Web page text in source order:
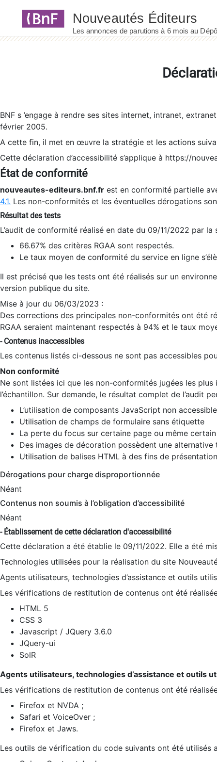
BNF s ’engage à rendre ses sites internet, intranet,
février 2005.
A cette fin, il met en œuvre la stratégie et les actions
Cette déclaration d’accessibilité s’applique à https://
État de conformité
nouveautes-editeurs.bnf.fr est en conformité partielle
4.1. Les non-conformités et les éventuelles dérogations
Résultat des tests
L’audit de conformité réalisé en date du 09/11/2022 par
66.67% des critères RGAA sont respectés.
Le taux moyen de conformité du service en ligne
Il est précisé que les tests ont été réalisés sur un
version publique du site.
Mise à jour du 06/03/2023 :
Des corrections des principales non-conformités ont été
RGAA seraient maintenant respectés à 94% et le taux
- Contenus inaccessibles
Les contenus listés ci-dessous ne sont pas accessibles
Non conformité
Ne sont listées ici que les non-conformités jugées les
l’échantillon. Sur demande, le résultat complet de l’audit
L’utilisation de composants JavaScript non
Utilisation de champs de formulaire sans étiquette
La perte du focus sur certaine page ou même
Des images de décoration possèdent une alternative
Utilisation de balises HTML à des fins de
Dérogations pour charge disproportionnée
Néant
Contenus non soumis à l’obligation d’accessibilité
Néant
- Établissement de cette déclaration d'accessibilité
Cette déclaration a été établie le 09/11/2022. Elle a été
Technologies utilisées pour la réalisation du site
Agents utilisateurs, technologies d’assistance et outils
Les vérifications de restitution de contenus ont été
HTML 5
CSS 3
Javascript / JQuery 3.6.0
JQuery-ui
SolR
Agents utilisateurs, technologies d’assistance et outils
Les vérifications de restitution de contenus ont été
Firefox et NVDA ;
Safari et VoiceOver ;
Firefox et Jaws.
Les outils de vérification du code suivants ont été utilisés